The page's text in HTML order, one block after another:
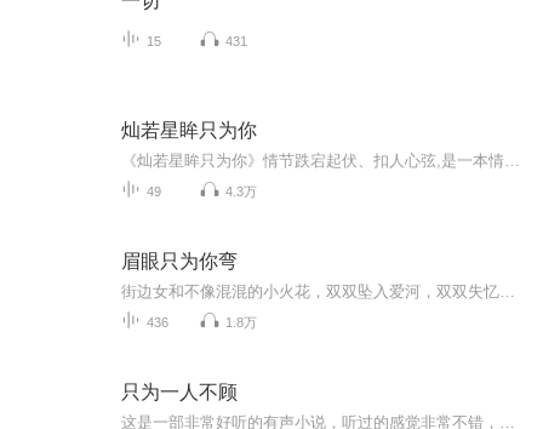
15 431
灿若星眸只为你
49 4.3万
眉眼只为你弯
436 1.8万
只为一人不顾